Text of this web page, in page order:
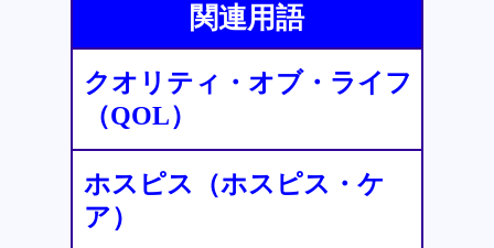
関連用語
クオリティ・オブ・ライフ
（QOL）
ホスピス（ホスピス・ケ
ア）